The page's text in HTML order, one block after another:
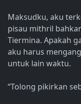
Maksudku, aku
pisau mithril
Tiermina. Apakah
aku harus
untuk lain waktu.
“Tolong pikirkan